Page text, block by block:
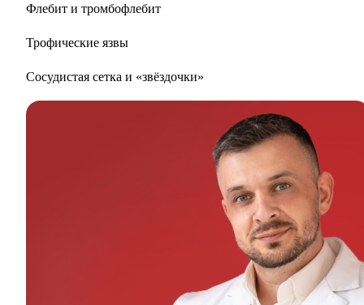
Флебит и тромбофлебит
Трофические язвы
Сосудистая сетка и «звёздочки»